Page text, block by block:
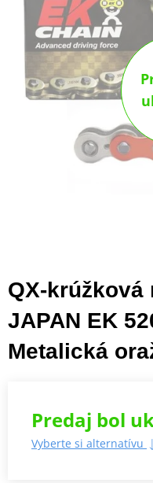
QX-krúžková
JAPAN EK
Metalická
Predaj bol
Vyberte si alternatívu